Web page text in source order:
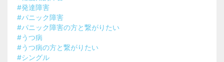
#発達障害
#パニック障害
#パニック障害の方と繋がりたい
#うつ病
#うつ病の方と繋がりたい
#シングル